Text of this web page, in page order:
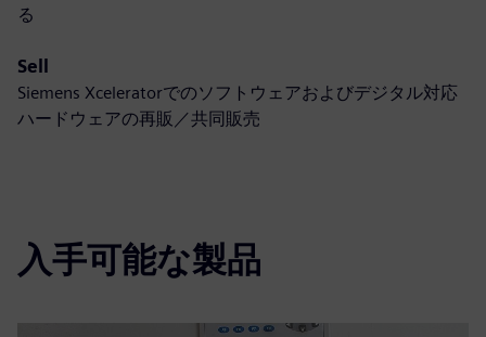
る
Sell
Siemens Xceleratorでのソフトウェアおよびデジタル対応
ハードウェアの再販／共同販売
入手可能な製品